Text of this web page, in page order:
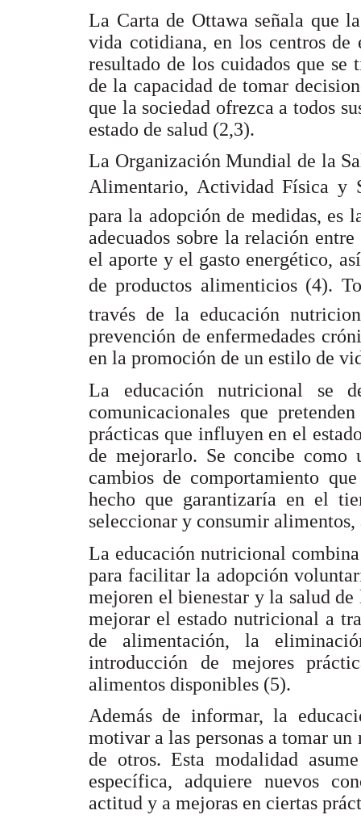
La Carta de Ottawa señala que
vida cotidiana, en los centros de
resultado de los cuidados que
de la capacidad de tomar
que la sociedad ofrezca a todos
estado de salud (2,3).
La Organización Mundial de la
Alimentario, Actividad Física y
para la adopción de medidas, es
adecuados sobre la relación
el aporte y el gasto energético,
de productos alimenticios (4).
través de la educación
prevención de enfermedades
en la promoción de un estilo de
La educación nutricional se
comunicacionales que
prácticas que influyen en el
de mejorarlo. Se concibe como
cambios de comportamiento
hecho que garantizaría en el
seleccionar y consumir alimentos,
La educación nutricional
para facilitar la adopción
mejoren el bienestar y la salud
mejorar el estado nutricional a
de alimentación, la
introducción de mejores
alimentos disponibles (5).
Además de informar, la
motivar a las personas a tomar
de otros. Esta modalidad
específica, adquiere nuevos
actitud y a mejoras en ciertas